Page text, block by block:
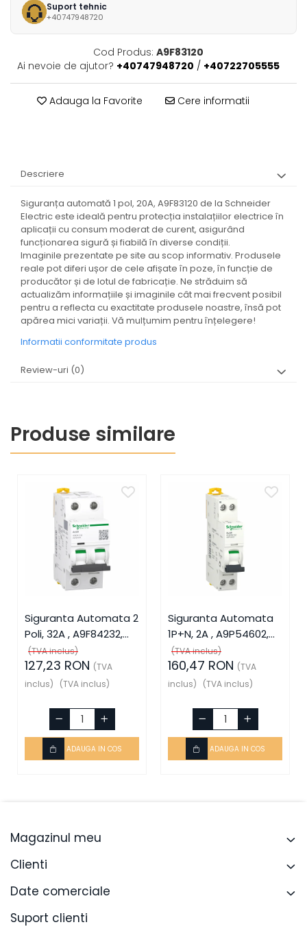
Suport tehnic
+40747948720
Cod Produs: A9F83120
Ai nevoie de ajutor? +40747948720 / +40722705555
Adauga la Favorite Cere informatii
Descriere
Siguranța automată 1 pol, 20A, A9F83120 de la Schneider
Electric este ideală pentru protecția instalațiilor electrice în
aplicații cu consum moderat de curent, asigurând
funcționarea sigură și fiabilă în diverse condiții.
Imaginile prezentate pe site au scop informativ. Produsele
reale pot diferi ușor de cele afișate în poze, în funcție de
producător și de lotul de fabricație. Ne străduim să
actualizăm informațiile și imaginile cât mai frecvent posibil
pentru a reflecta cu exactitate produsele noastre, însă pot
apărea mici variații. Vă mulțumim pentru înțelegere!
Informatii conformitate produs
Review-uri (0)
Produse similare
Siguranta Automata 2
Poli, 32A , A9F84232,
Schneider Electric
(TVA inclus)
127,23 RON (TVA
inclus)
(TVA inclus)
ADAUGA IN COS
Siguranta Automata
1P+N, 2A , A9P54602,
Schneider Electric
(TVA inclus)
160,47 RON (TVA
inclus)
(TVA inclus)
ADAUGA IN COS
Magazinul meu
Clienti
Date comerciale
Suport clienti